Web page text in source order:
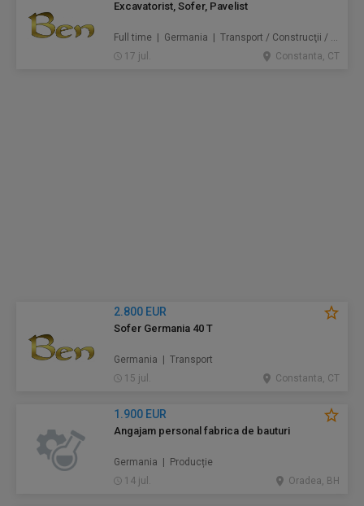
Excavatorist, Sofer, Pavelist
Full time | Germania | Transport / Construcţii / Amenajări
17 jul.
Constanta, CT
2.800 EUR
Sofer Germania 40 T
Germania | Transport
15 jul.
Constanta, CT
1.900 EUR
Angajam personal fabrica de bauturi
Germania | Producție
14 jul.
Oradea, BH